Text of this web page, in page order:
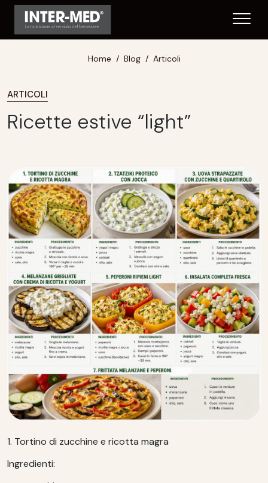
Home Blog Articoli
ARTICOLI
Ricette estive “light”
1. Tortino di zucchine e ricotta magra
Ingredienti: